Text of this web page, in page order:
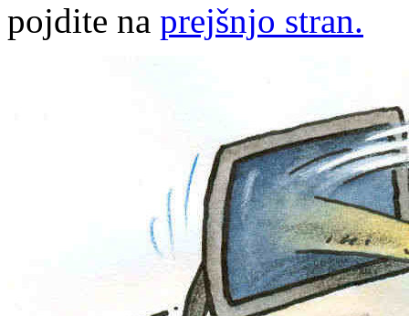
pojdite na prejšnjo stran.